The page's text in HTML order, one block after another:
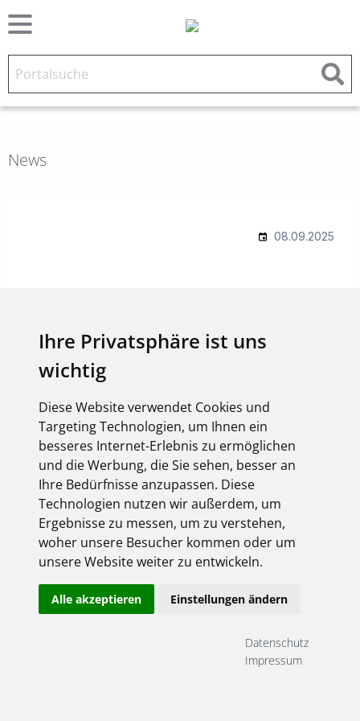
Ihre Privatsphäre ist uns
wichtig
Diese Website verwendet Cookies und
Targeting Technologien, um Ihnen ein
besseres Internet-Erlebnis zu ermöglichen
und die Werbung, die Sie sehen, besser an
Ihre Bedürfnisse anzupassen. Diese
Technologien nutzen wir außerdem, um
Ergebnisse zu messen, um zu verstehen,
woher unsere Besucher kommen oder um
unsere Website weiter zu entwickeln.
Alle akzeptieren Einstellungen ändern
Datenschutz
Impressum
News